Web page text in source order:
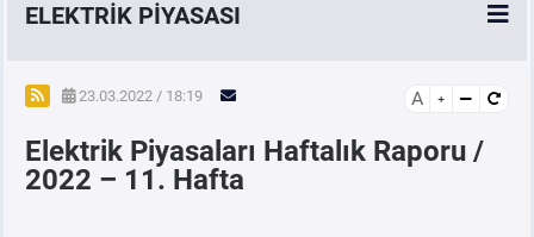
ELEKTRİK PİYASASI
SPOT ELEKTRİK PİYASALARI
ÖRNEK FİNANS BELGELERİ
23.03.2022 / 18:19 A
Elektrik Piyasaları Haftalık Raporu /
2022 – 11. Hafta